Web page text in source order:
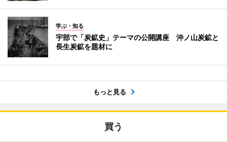
学ぶ・知る
宇部で「炭鉱史」テーマの公開講座 沖ノ山炭鉱と
長生炭鉱を題材に
もっと見る
買う